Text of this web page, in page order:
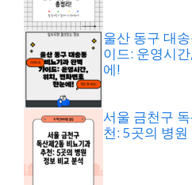
울산 동구 대
이드: 운영시
에!
서울 금천구
천: 5곳의 병